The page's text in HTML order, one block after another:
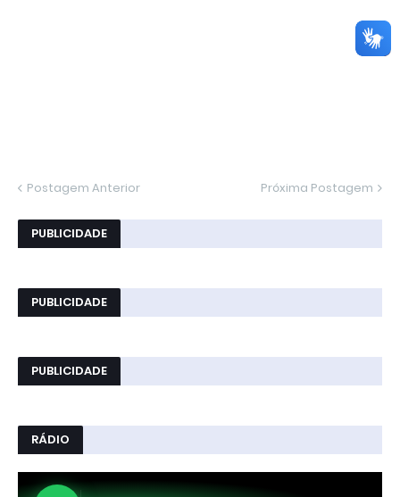
Postagem Anterior Próxima Postagem
PUBLICIDADE
PUBLICIDADE
PUBLICIDADE
RÁDIO